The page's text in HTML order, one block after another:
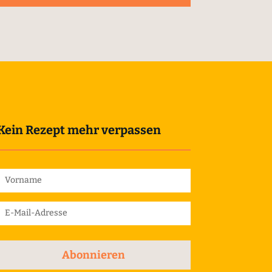
Rezept mehr verpassen
Abonnieren